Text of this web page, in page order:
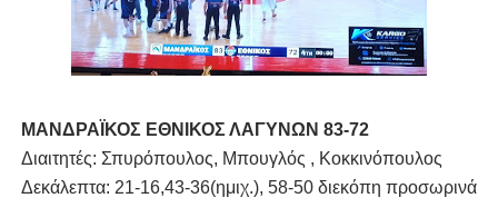
ΜΑΝΔΡΑΪΚΟΣ ΕΘΝΙΚΟΣ ΛΑΓΥΝΩΝ 83-72
Διαιτητές: Σπυρόπουλος, Μπουγλός , Κοκκινόπουλος
Δεκάλεπτα: 21-16,43-36(ημιχ.), 58-50 διεκόπη προσωρινά